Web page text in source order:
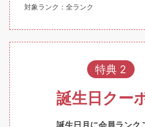
対象ランク：全ランク
特典 2
誕生日クー
誕生日月に会員ランク